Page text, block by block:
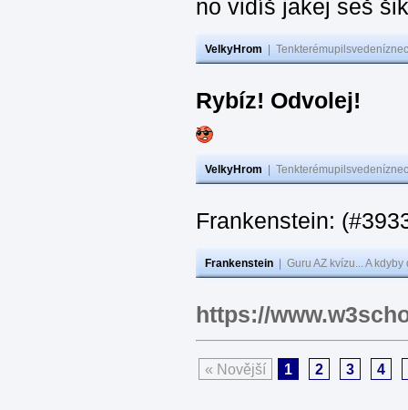
no vidíš jakej seš
VelkyHrom
Rybíz! Odvolej!
VelkyHrom
Frankenstein:
Frankenstein Guru AZ kvízu... A
https://
« Novější 1 2 3 4